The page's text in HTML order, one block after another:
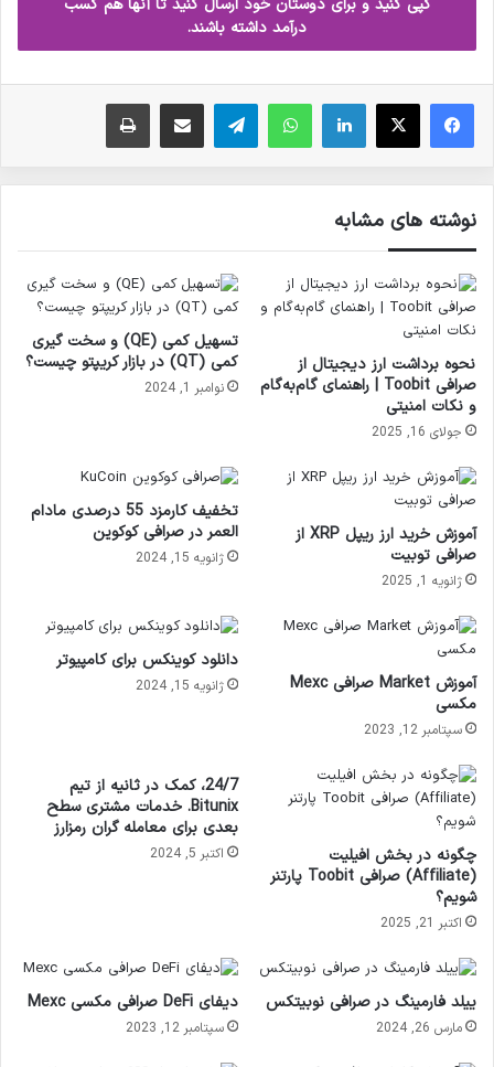
کپی کنید و برای دوستان خود ارسال کنید تا آنها هم کسب
درآمد داشته باشند.
فیس بوک X لینکدین واتس آپ تلگرام ارسال ایمیل چاپ
نوشته های مشابه
نحوه برداشت ارز دیجیتال از
صرافی Toobit | راهنمای گام‌به‌گام
و نکات امنیتی
جولای 16, 2025
تسهیل کمی (QE) و سخت گیری
کمی (QT) در بازار کریپتو چیست؟
نوامبر 1, 2024
آموزش خرید ارز ریپل XRP از
صرافی توبیت
ژانویه 1, 2025
تخفیف کارمزد 55 درصدی مادام
العمر در صرافی کوکوین
ژانویه 15, 2024
آموزش Market صرافی Mexc
مکسی
سپتامبر 12, 2023
دانلود کوینکس برای کامپیوتر
ژانویه 15, 2024
چگونه در بخش افیلیت
(Affiliate) صرافی Toobit پارتنر
شویم؟
اکتبر 21, 2025
24/7، کمک در ثانیه از تیم
Bitunix. خدمات مشتری سطح
بعدی برای معامله گران رمزارز
اکتبر 5, 2024
ییلد فارمینگ در صرافی نوبیتکس
مارس 26, 2024
دیفای DeFi صرافی مکسی Mexc
سپتامبر 12, 2023